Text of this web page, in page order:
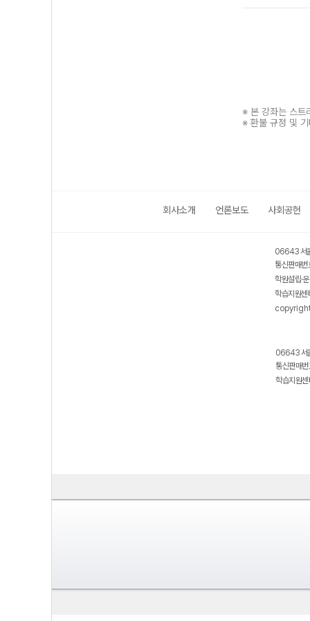
※ 본 강좌는 스트
※ 환불 규정 및
회사소개 언론보도 사회공헌
06643 서
통신판매
학원설립·
학습지원
06643 서
통신판매
학습지원